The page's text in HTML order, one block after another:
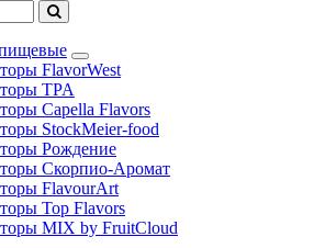
FlavorWest
TPA
Capella Flavors
StockMeier-food
Рождение
Скорпио-Аромат
FlavourArt
Top Flavors
MIX by FruitCloud